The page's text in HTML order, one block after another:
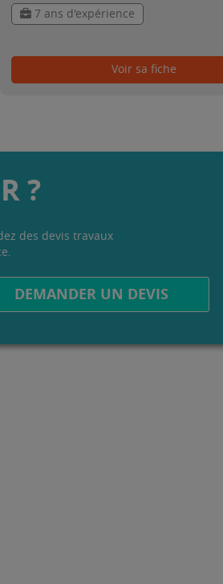
7 ans d'expérience
Voir sa fiche
?
des devis travaux
DEMANDER UN DEVIS